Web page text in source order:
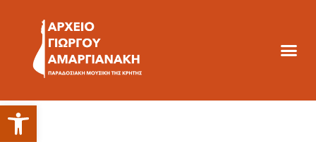
Ανοίξτε τη γραμμή εργαλείων